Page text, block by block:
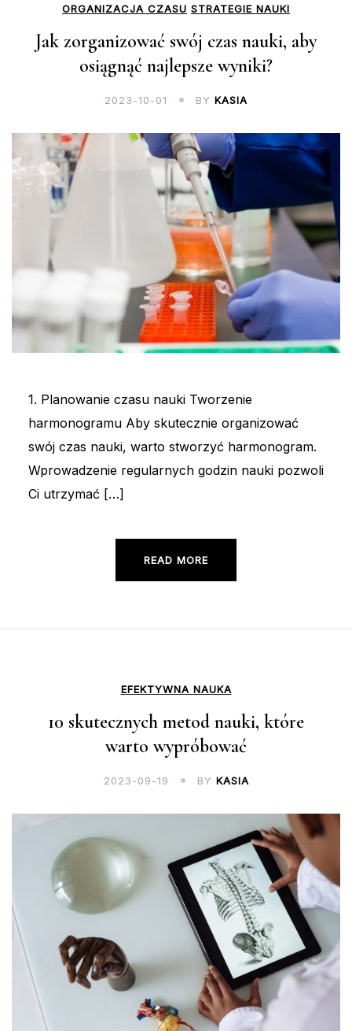
ORGANIZACJA CZASU STRATEGIE NAUKI
Jak zorganizować swój czas nauki, aby
osiągnąć najlepsze wyniki?
2023-10-01 BY KASIA
1. Planowanie czasu nauki Tworzenie
harmonogramu Aby skutecznie organizować
swój czas nauki, warto stworzyć harmonogram.
Wprowadzenie regularnych godzin nauki pozwoli
Ci utrzymać […]
READ MORE
EFEKTYWNA NAUKA
10 skutecznych metod nauki, które
warto wypróbować
2023-09-19 BY KASIA